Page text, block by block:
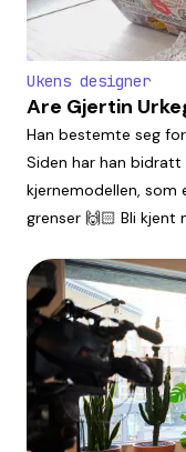
Ukens designer
Are Gjertin
Han bestemte seg
Siden har han
kjernemodellen, som
grenser 🙌🏻 Bli kjent